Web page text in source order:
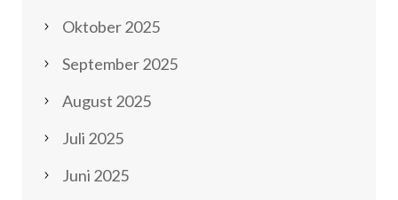
Oktober 2025
September 2025
August 2025
Juli 2025
Juni 2025